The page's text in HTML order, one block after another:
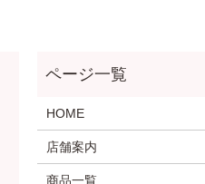
HOME
店舗案内
商品一覧